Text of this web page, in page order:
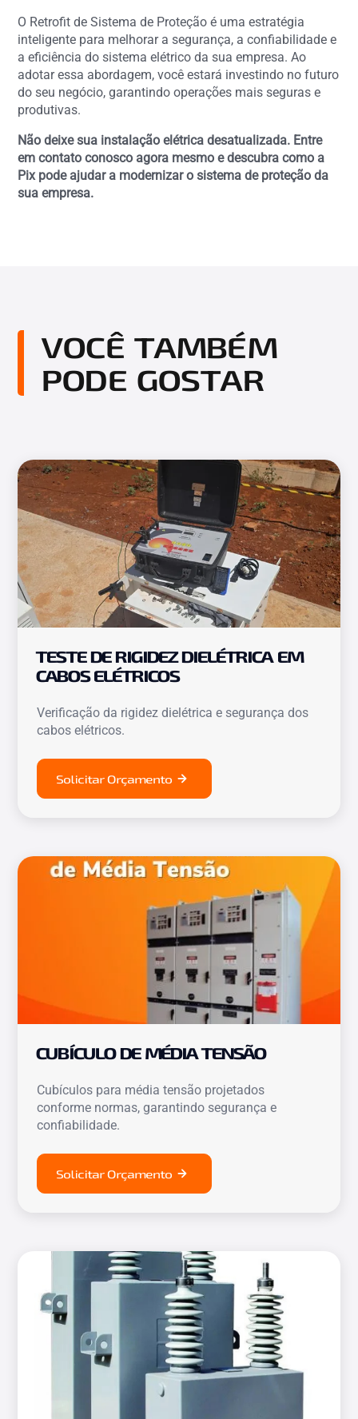
O Retrofit de Sistema de Proteção é uma estratégia
inteligente para melhorar a segurança, a confiabilidade e
a eficiência do sistema elétrico da sua empresa. Ao
adotar essa abordagem, você estará investindo no futuro
do seu negócio, garantindo operações mais seguras e
produtivas.
Não deixe sua instalação elétrica desatualizada. Entre
em contato conosco agora mesmo e descubra como a
Pix pode ajudar a modernizar o sistema de proteção da
sua empresa.
VOCÊ TAMBÉM
PODE GOSTAR
TESTE DE RIGIDEZ DIELÉTRICA EM
CABOS ELÉTRICOS
Verificação da rigidez dielétrica e segurança dos
cabos elétricos.
Solicitar Orçamento
CUBÍCULO DE MÉDIA TENSÃO
Cubículos para média tensão projetados
conforme normas, garantindo segurança e
confiabilidade.
Solicitar Orçamento